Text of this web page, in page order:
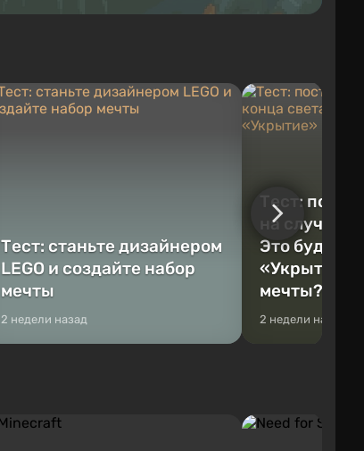
Тест: станьте дизайнером
LEGO и создайте набор
мечты
2 недели назад
Тест:
на случай
Это будет
«Укрытие»
мечты?
2 недели назад